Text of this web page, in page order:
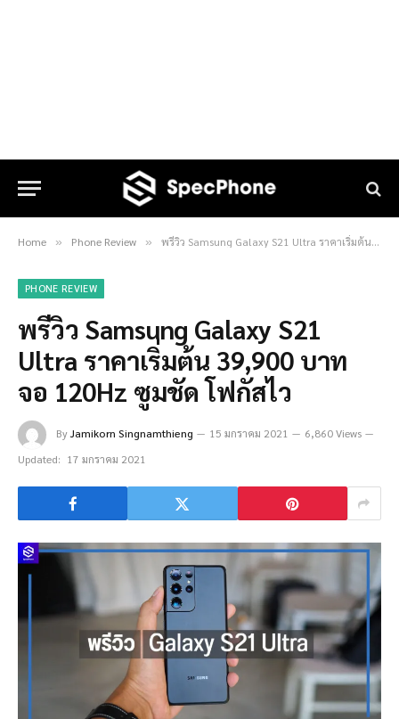
Home » Phone Review » พรีวิว Samsung Galaxy S21 Ultra ราคาเริ่มต้น 39,900 บาท จอ 120Hz ซูมชัด โฟกัสไว
PHONE REVIEW
พรีวิว Samsung Galaxy S21
Ultra ราคาเริ่มต้น 39,900 บาท
จอ 120Hz ซูมชัด โฟกัสไว
ByJamikorn Singnamthieng 15 มกราคม 2021
6,860 Views
Updated: 17 มกราคม 2021